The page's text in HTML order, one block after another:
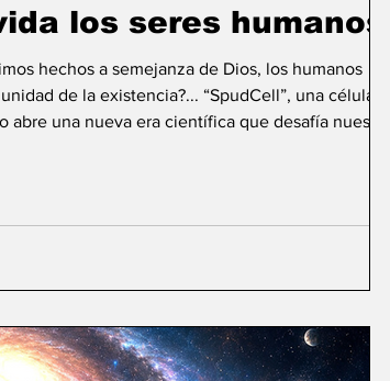
los seres humanos?
hechos a semejanza de Dios, los humanos
de la existencia?... “SpudCell”, una célula
una nueva era científica que desafía nuestras